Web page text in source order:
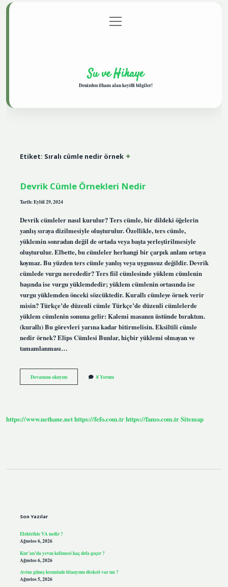
Gizlilik Politikası
menüyü
aç
Su ve Hikaye
Denizden ilham alan keyifli bilgiler!
Etiket: Sıralı cümle nedir örnek
Devrik Cümle Örnekleri Nedir
Tarih: Eylül 29, 2024
Devrik cümleler nasıl kurulur? Ters cümle, bir dildeki öğelerin
yanlış sıraya dizilmesiyle oluşturulur. Özellikle, ters cümle,
yüklemin sonradan değil de ortada veya başta yerleştirilmesiyle
oluşturulur. Elbette, bu cümleler herhangi bir çarpık anlam ortaya
koymaz. Bu yüzden ters cümle yanlış veya uygunsuz değildir. Devrik
cümlede vurgu nerededir? Ters fiil cümlesinde yüklem cümlenin
başında ise vurgu yüklemdedir; yüklem cümlenin ortasında ise
vurgu yüklemden önceki sözcüktedir. Kurallı cümleye örnek verir
misin? Türkçe’de düzenli cümle Türkçe’de düzenli cümlelerde
yüklem cümlenin sonuna gelir: Kalemi masanın üstünde bıraktım.
(kurallı) Bu görevleri yarına kadar bitirmelisin. Eksiltili cümle
nedir örnek? Elips Cümlesi Bunlar, hiçbir yüklemi olmayan ve
tamamlanması…
Devamını okuyunDevrik
Cümle
8 Yorum
https://www.nethane.nethttps://fefo.com.trhttps://famo.com.trSitemap
Son Yazılar
Elektrikte VA nedir ?
Ağustos 6, 2026
Kur’an’da yevm kelimesi kaç defa geçer ?
Ağustos 6, 2026
Avène güneş kreminde titanyum dioksit var mı ?
Ağustos 5, 2026